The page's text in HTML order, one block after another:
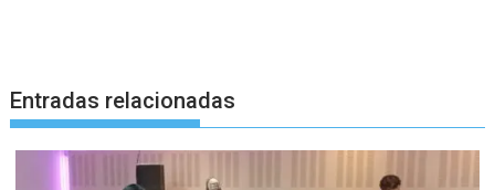
Entradas relacionadas